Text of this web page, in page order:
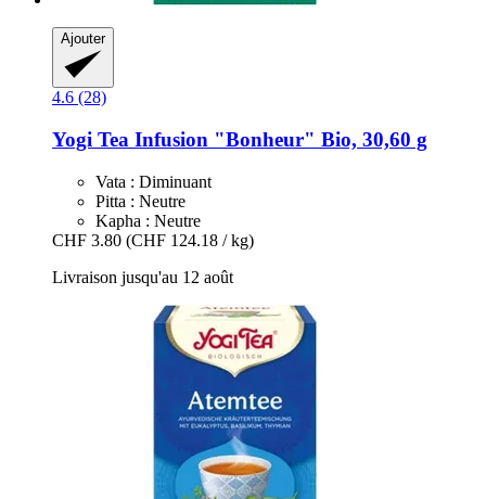
Ajouter
4.6 (28)
Yogi Tea Infusion "Bonheur" Bio, 30,60 g
Vata : Diminuant
Pitta : Neutre
Kapha : Neutre
CHF 3.80 (CHF 124.18 / kg)
Livraison jusqu'au 12 août